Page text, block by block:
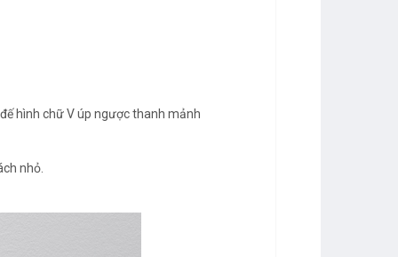
hình chữ V úp ngược thanh mảnh
nhỏ.